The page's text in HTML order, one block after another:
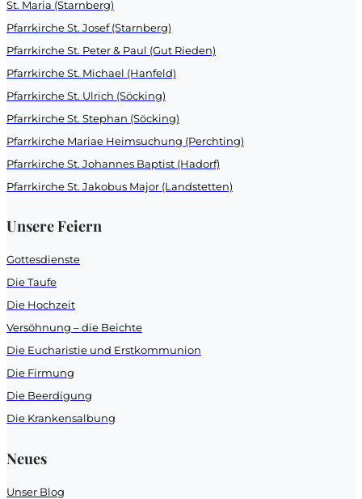
Bitte schicken sie mir erst mal mehr Informationen zu
Ich melde mich - erst mal unverbindlich - für folgende
Name *
E-Mail *
Nachricht
St. Maria (Starnberg)
Pfarrkirche St. Josef (Starnberg)
Pfarrkirche St. Peter & Paul (Gut Rieden)
Pfarrkirche St. Michael (Hanfeld)
Pfarrkirche St. Ulrich (Söcking)
Pfarrkirche St. Stephan (Söcking)
Pfarrkirche Mariae Heimsuchung (Perchting)
Pfarrkirche St. Johannes Baptist (Hadorf)
Pfarrkirche St. Jakobus Major (Landstetten)
Unsere Feiern
Gottesdienste
Die Taufe
Die Hochzeit
Versöhnung – die Beichte
Die Eucharistie und Erstkommunion
Die Firmung
Die Beerdigung
Die Krankensalbung
Neues
Unser Blog